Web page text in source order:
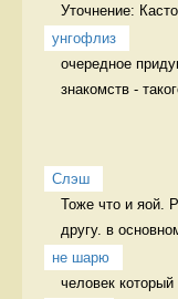
Уточнение:
унгофлиз
очередное
знакомств -
Слэш
Тоже что и яой.
другу. в
не шарю